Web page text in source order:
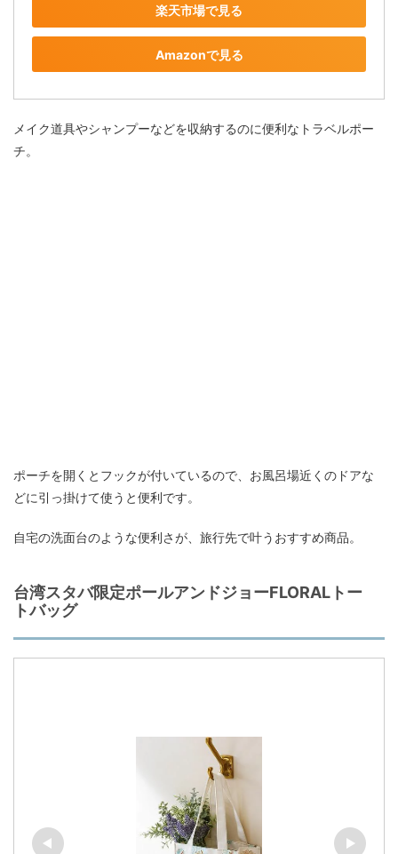
楽天市場で見る
Amazonで見る
メイク道具やシャンプーなどを収納するのに便利なトラベルポー
チ。
ポーチを開くとフックが付いているので、お風呂場近くのドアな
どに引っ掛けて使うと便利です。
自宅の洗面台のような便利さが、旅行先で叶うおすすめ商品。
台湾スタバ限定ポールアンドジョーFLORALトー
トバッグ